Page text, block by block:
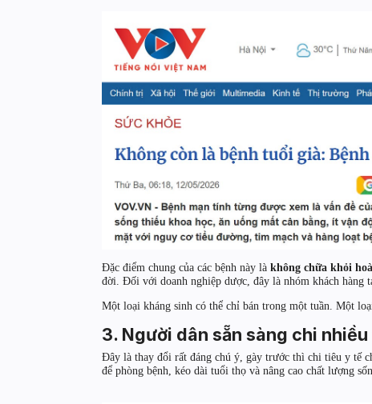
Đặc điểm chung của các bệnh này là không chữa khỏi
đời. Đối với doanh nghiệp dược, đây là nhóm khách hàng
Một loại kháng sinh có thể chỉ bán trong một tuần. Một
3. Người dân sẵn sàng chi
Đây là thay đổi rất đáng chú ý, gày trước thì chi tiêu y tế
để phòng bệnh, kéo dài tuổi thọ và nâng cao chất lượng